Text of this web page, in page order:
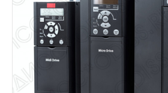
ПОДРОБНЕЕ